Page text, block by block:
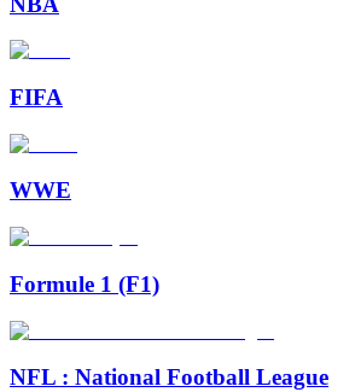
FIFA
WWE
Formule 1 (F1)
NFL : National Football League